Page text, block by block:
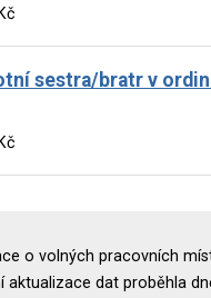
sestra/bratr v
o volných pracovních
aktualizace dat proběhla